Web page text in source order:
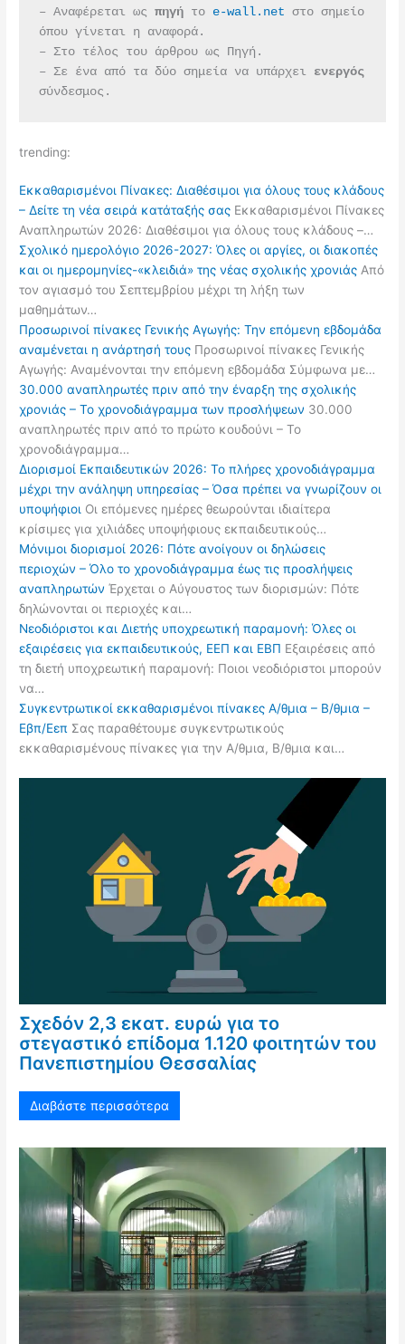
– Αναφέρεται ως πηγή το e-wall.net στο σημείο
όπου γίνεται η αναφορά.
– Στο τέλος του άρθρου ως Πηγή.
– Σε ένα από τα δύο σημεία να υπάρχει
σύνδεσμος.
trending:
Εκκαθαρισμένοι Πίνακες: Διαθέσιμοι για όλους τους κλάδους
– Δείτε τη νέα σειρά κατάταξής σας Εκκαθαρισμένοι Πίνακες
Αναπληρωτών 2026: Διαθέσιμοι για όλους τους κλάδους –…
Σχολικό ημερολόγιο 2026-2027: Όλες οι αργίες, οι διακοπές
και οι ημερομηνίες-«κλειδιά» της νέας σχολικής χρονιάς Από
τον αγιασμό του Σεπτεμβρίου μέχρι τη λήξη των
μαθημάτων…
Προσωρινοί πίνακες Γενικής Αγωγής: Την επόμενη εβδομάδα
αναμένεται η ανάρτησή τους Προσωρινοί πίνακες Γενικής
Αγωγής: Αναμένονται την επόμενη εβδομάδα Σύμφωνα με…
30.000 αναπληρωτές πριν από την έναρξη της σχολικής
χρονιάς – Το χρονοδιάγραμμα των προσλήψεων 30.000
αναπληρωτές πριν από το πρώτο κουδούνι – Το
χρονοδιάγραμμα…
Διορισμοί Εκπαιδευτικών 2026: Το πλήρες χρονοδιάγραμμα
μέχρι την ανάληψη υπηρεσίας – Όσα πρέπει να γνωρίζουν οι
υποψήφιοι Οι επόμενες ημέρες θεωρούνται ιδιαίτερα
κρίσιμες για χιλιάδες υποψήφιους εκπαιδευτικούς…
Μόνιμοι διορισμοί 2026: Πότε ανοίγουν οι δηλώσεις
περιοχών – Όλο το χρονοδιάγραμμα έως τις προσλήψεις
αναπληρωτών Έρχεται ο Αύγουστος των διορισμών: Πότε
δηλώνονται οι περιοχές και…
Νεοδιόριστοι και Διετής υποχρεωτική παραμονή: Όλες οι
εξαιρέσεις για εκπαιδευτικούς, ΕΕΠ και ΕΒΠ Εξαιρέσεις από
τη διετή υποχρεωτική παραμονή: Ποιοι νεοδιόριστοι μπορούν
να…
Συγκεντρωτικοί εκκαθαρισμένοι πίνακες Α/θμια – Β/θμια –
Εβπ/Εεπ Σας παραθέτουμε συγκεντρωτικούς
εκκαθαρισμένους πίνακες για την Α/θμια, Β/θμια και…
Σχεδόν 2,3 εκατ. ευρώ για το
στεγαστικό επίδομα 1.120 φοιτητών του
Πανεπιστημίου Θεσσαλίας
Διαβάστε περισσότερα